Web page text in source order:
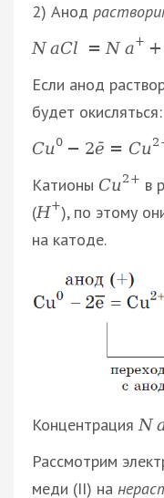
2) Анод
NaCl = N a+ +
Если анод
будет окисляться:
Cu0 − 2ē = Cu2
Катионы Cu2 + в
(Н+), по этому
на катоде.
КонцентрацияN
Рассмотрим
меди (II) на